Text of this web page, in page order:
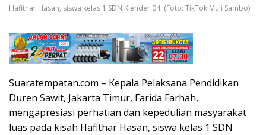
Hafithar Hasan, siswa kelas 1 SDN Klender 04. (Foto: TikTok Muji Sambo)
Suaratempatan.com – Kepala Pelaksana Pendidikan
Duren Sawit, Jakarta Timur, Farida Farhah,
mengapresiasi perhatian dan kepedulian masyarakat
luas pada kisah Hafithar Hasan, siswa kelas 1 SDN